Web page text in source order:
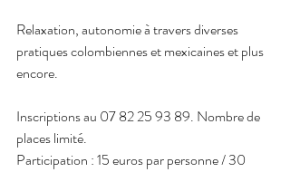
Relaxation, autonomie à travers diverses
pratiques colombiennes et mexicaines et plus
encore.
Inscriptions au 07 82 25 93 89. Nombre de
places limité.
Participation : 15 euros par personne / 30